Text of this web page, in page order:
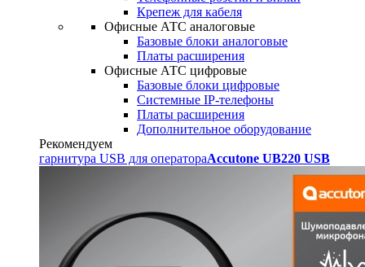
Крепеж для кабеля
Офисные АТС аналоговые
Базовые блоки аналоговые
Платы расширения
Офисные АТС цифровые
Базовые блоки цифровые
Системные IP-телефоны
Платы расширения
Дополнительное оборудование
Рекомендуем
гарнитура USB для оператораAccutone UB220 USB